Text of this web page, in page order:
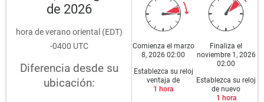
de 2026
hora de verano oriental (EDT)
-0400 UTC
Diferencia desde su
ubicación:
Comienza el marzo
8, 2026 02:00
Establezca su reloj
ventaja de
1 hora
Finaliza el
noviembre 1, 2026
02:00
Establezca su reloj
de nuevo
1 hora